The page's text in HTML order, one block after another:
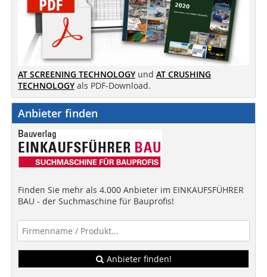
AT SCREENING TECHNOLOGY und AT CRUSHING
TECHNOLOGY als PDF-Download.
Anbieter finden
Finden Sie mehr als 4.000 Anbieter im EINKAUFSFÜHRER
BAU - der Suchmaschine für Bauprofis!
Anbieter finden!